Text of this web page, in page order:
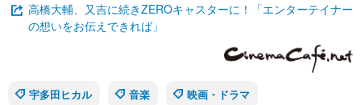
高橋大輔、又吉に続きZEROキャスターに！「エンターテイナー
の想いをお伝えできれば」
宇多田ヒカル 音楽 映画・ドラマ